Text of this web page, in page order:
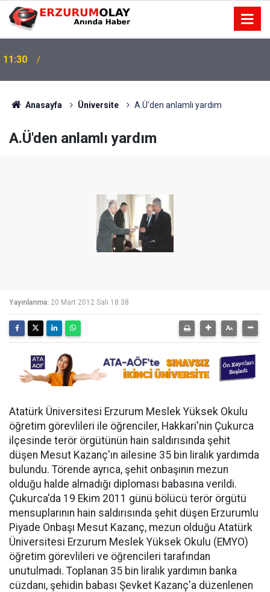
11:30
Anasayfa Üniversite A.Ü'den anlamlı yardım
A.Ü'den anlamlı yardım
Yayınlanma: 20 Mart 2012 Salı 18:38
Atatürk Üniversitesi Erzurum Meslek Yüksek Okulu
öğretim görevlileri ile öğrenciler, Hakkari'nin Çukurca
ilçesinde terör örgütünün hain saldırısında şehit
düşen Mesut Kazanç'ın ailesine 35 bin liralık yardımda
bulundu. Törende ayrıca, şehit onbaşının mezun
olduğu halde almadığı diploması babasına verildi.
Çukurca'da 19 Ekim 2011 günü bölücü terör örgütü
mensuplarının hain saldırısında şehit düşen Erzurumlu
Piyade Onbaşı Mesut Kazanç, mezun olduğu Atatürk
Üniversitesi Erzurum Meslek Yüksek Okulu (EMYO)
öğretim görevlileri ve öğrencileri tarafından
unutulmadı. Toplanan 35 bin liralık yardımın banka
cüzdanı, şehidin babası Şevket Kazanç'a düzenlenen